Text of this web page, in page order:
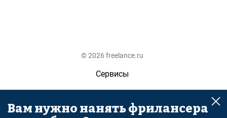
© 2026 freelance.ru
Сервисы
Помощь
Поиск
Вам нужно нанять фрилансера